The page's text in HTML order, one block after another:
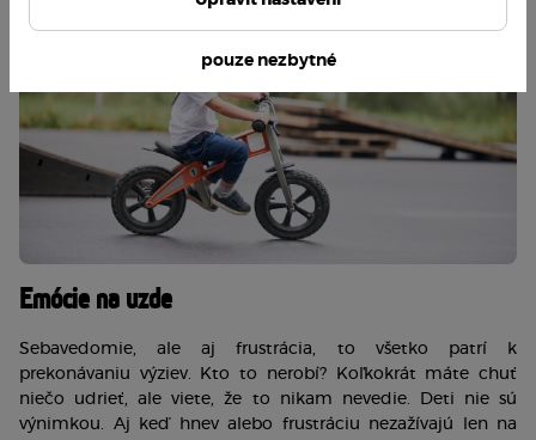
Emócie na uzde
Sebavedomie, ale aj frustrácia, to všetko patrí k
prekonávaniu výziev. Kto to nerobí? Koľkokrát máte chuť
niečo udrieť, ale viete, že to nikam nevedie. Deti nie sú
výnimkou. Aj keď hnev alebo frustráciu nezažívajú len na
pouze nezbytné